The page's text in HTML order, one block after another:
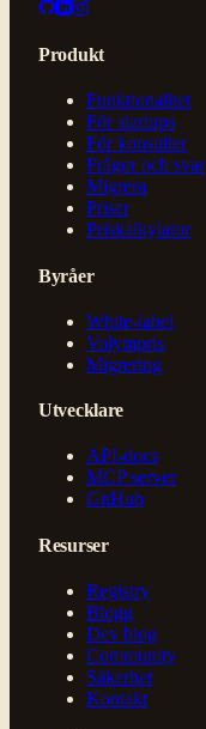
Produkt
Funktionalitet
För startups
För konsulter
Frågor och svar
Migrera
Priser
Priskalkylator
Byråer
White-label
Volympris
Migrering
Utvecklare
API-docs
MCP server
GitHub
Resurser
Registry
Blogg
Dev blog
Community
Säkerhet
Kontakt